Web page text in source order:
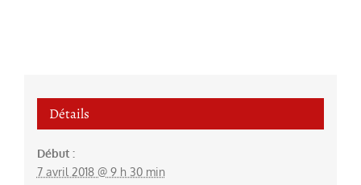
Détails
Début :
7 avril 2018 @ 9 h 30 min